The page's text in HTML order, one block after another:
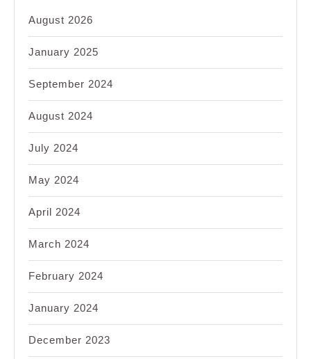
August 2026
January 2025
September 2024
August 2024
July 2024
May 2024
April 2024
March 2024
February 2024
January 2024
December 2023